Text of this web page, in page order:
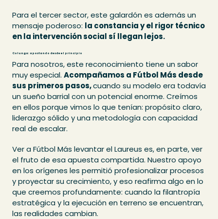
Para el tercer sector, este galardón es además un
mensaje poderoso: la constancia y el rigor técnico
en la intervención social sí llegan lejos.
Colunga: apostando desde el principio
Para nosotros, este reconocimiento tiene un sabor
muy especial. Acompañamos a Fútbol Más desde
sus primeros pasos,cuando su modelo era todavía
un sueño barrial con un potencial enorme. Creímos
en ellos porque vimos lo que tenían: propósito claro,
liderazgo sólido y una metodología con capacidad
real de escalar.
Ver a Fútbol Más levantar el Laureus es, en parte, ver
el fruto de esa apuesta compartida. Nuestro apoyo
en los orígenes les permitió profesionalizar procesos
y proyectar su crecimiento, y eso reafirma algo en lo
que creemos profundamente: cuando la filantropía
estratégica y la ejecución en terreno se encuentran,
las realidades cambian.